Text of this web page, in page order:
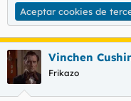
Aceptar cookies de
Vinchen
Frikazo